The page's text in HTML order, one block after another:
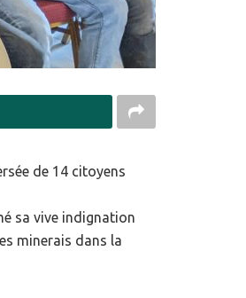
de 14 citoyens
sa vive indignation
minerais dans la